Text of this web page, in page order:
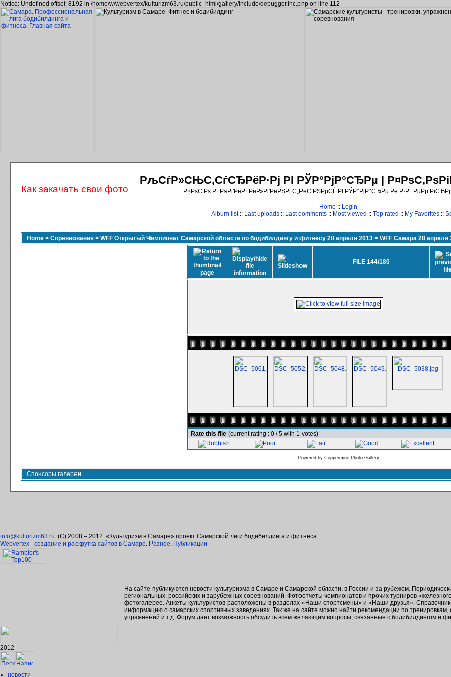
Notice: Undefined offset: 8192 in /home/w/webvertex/kulturizm63.ru/public_html/gallery/include/debugger.inc.php on line 112
РљСѓР»СЊС‚СѓСЂРёР·Рј РІ РЎР°РјР°СЂРµ |
Р¤РѕС‚Рѕ Р±РѕРґРёР±РёР»РґРёРЅРі С„РёС‚РЅРµСЃ РІ РЎР°РјР°СЂРµ Рё Р·Р° РµРµ
Home :: Login
Album list:: Last uploads :: Last comments :: Most viewed :: Top rated :: My Favorites ::
Home > Соревнования > WFF Открытый Чемпионат Самарской области по бодибилдингу и фитнесу 28 апреля 2013 > WFF Самара 28 апреля
FILE 144/180
Rate this file (current rating : 0 / 5 with 1 votes)
Powered by Coppermine Photo Gallery
Спонсоры галереи
info@kulturizm63.ru. (C) 2008 – 2012. «Культуризм в Самаре» проект Самарской лиги бодибилдинга и фитнеса
Webvertex - создание и раскрутка сайтов в Самаре. Разное. Публикации
На сайте публикуются новости культуризма в Самаре и Самарской области, в России и за рубежом.
региональных, российских и зарубежных соревнований. Фотоотчеты чемпионатов и прочих турниров
фотогалерее. Анкеты культуристов расположены в разделах «Наши спортсмены» и «Наши друзья».
информацию о самарских спортивных заведениях. Так же на сайте можно найти рекомендации по
упражнений и т.д. Форум дает возможность обсудить всем желающим вопросы, связанные с бодибилдингом и
2012
новости
Как закачать свои фото